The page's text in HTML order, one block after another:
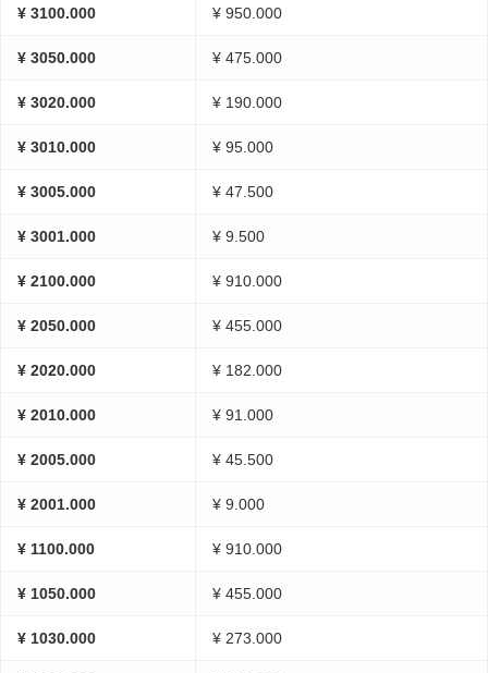
¥ 3100.000 ¥ 950.000
¥ 3050.000 ¥ 475.000
¥ 3020.000 ¥ 190.000
¥ 3010.000 ¥ 95.000
¥ 3005.000 ¥ 47.500
¥ 3001.000 ¥ 9.500
¥ 2100.000 ¥ 910.000
¥ 2050.000 ¥ 455.000
¥ 2020.000 ¥ 182.000
¥ 2010.000 ¥ 91.000
¥ 2005.000 ¥ 45.500
¥ 2001.000 ¥ 9.000
¥ 1100.000 ¥ 910.000
¥ 1050.000 ¥ 455.000
¥ 1030.000 ¥ 273.000